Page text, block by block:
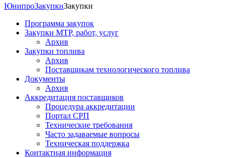
ЮнипроЗакупкиЗакупки
Программа закупок
Закупки МТР, работ, услуг
Архив
Закупки топлива
Архив
Поставщикам технологического топлива
Документы
Архив
Аккредитация поставщиков
Процедура аккредитации
Портал СРП
Технические требования
Часто задаваемые вопросы
Техническая поддержка
Контактная информация